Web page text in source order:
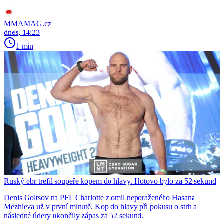
MMAMAG.cz
dnes, 14:23
1 min
Ruský obr trefil soupeře kopem do hlavy. Hotovo bylo za 52 sekund
Denis Goltsov na PFL Charlotte zlomil neporaženého Hasana
Mezhieva už v první minutě. Kop do hlavy při pokusu o strh a
následné údery ukončily zápas za 52 sekund.